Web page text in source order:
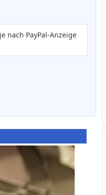
nach PayPal-Anzeige